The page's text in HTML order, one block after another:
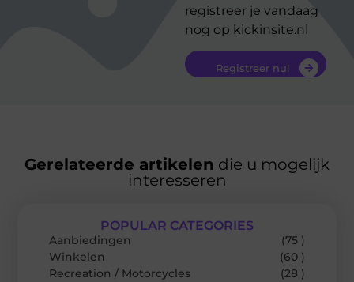
registreer je vandaag
nog op kickinsite.nl
Registreer nu!
Gerelateerde artikelen die u mogelijk
interesseren
POPULAR CATEGORIES
Aanbiedingen
(75 )
Winkelen
(60 )
Recreation / Motorcycles
(28 )